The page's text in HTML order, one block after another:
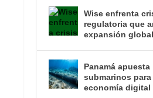
Wise enfrenta
regulatoria que
expansión global
Panamá
submarinos
economía digital